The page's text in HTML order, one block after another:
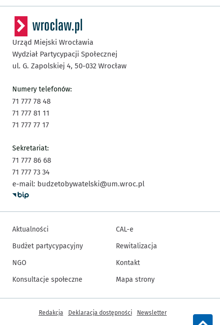
Urząd Miejski Wrocławia
Wydział Partycypacji Społecznej
ul. G. Zapolskiej 4, 50-032 Wrocław
Numery telefonów:
71 777 78 48
71 777 81 11
71 777 77 17
Sekretariat:
71 777 86 68
71 777 73 34
e-mail: budzetobywatelski@um.wroc.pl
Aktualności
Budżet partycypacyjny
NGO
Konsultacje społeczne
CAL-e
Rewitalizacja
Kontakt
Mapa strony
Inne informacje
Redakcja Deklaracja dostępności Newsletter